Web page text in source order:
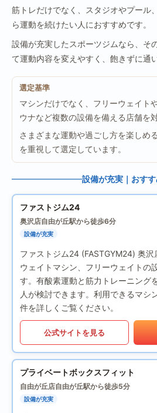
筋トレだけでなく、スタジオやプール
ら運動を続けたい人におすすめです。
設備が充実したスポーツジムなら、そ
て運動内容を変えやすく、飽きずに通
選定基準
マシンだけでなく、フリーウェイト
ウナなど複数の設備を備える店舗を
さまざまな運動や過ごし方を楽しめ
を重視して選定しています。
設備が充実｜おす
ファストジム24
奥沢店自由が丘駅から徒歩6分
設備が充実
ファストジム24 (FASTGYM24) 奥
ウェイトマシン、フリーウェイトの
す。有酸素運動と筋力トレーニング
人が検討できます。利用できるマシ
件を詳しくご覧ください。
公式サイトを見る
プライベートボックスフィット
自由が丘店自由が丘駅から徒歩5分
設備が充実